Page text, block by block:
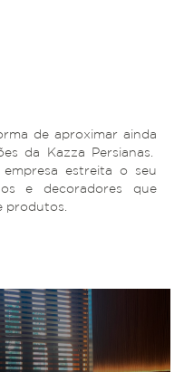
de aproximar ainda
da Kazza Persianas.
estreita o seu
e decoradores que
produtos.